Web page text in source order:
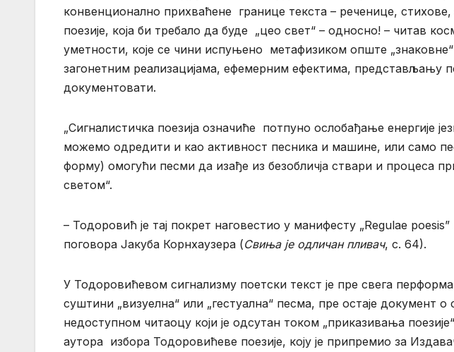
конвенционално прихваћене границе текста – реченице,
поезије, која би требало да буде „цео свет“ – односно! – читав
уметности, које се чини испуњено метафизиком опште
загонетним реализацијама, ефемерним ефектима, представљању
документовати.
„Сигналистичка поезија означиће потпуно ослобађање енергије
можемо одредити и као активност песника и машине, или само
форму) омогући песми да изађе из безобличја ствари и процеса
светом“.
– Тодоровић је тај покрет наговестио у манифесту „Regulae
поговора Јакуба Корнхаузера (Свиња је одличан пливач, с. 64).
У Тодоровићевом сигнализму поетски текст је пре свега
суштини „визуелна“ или „гестуална“ песма, пре остаје документ
недоступном читаоцу који је одсутан током „приказивања
аутора избора Тодоровићеве поезије, коју је припремио за